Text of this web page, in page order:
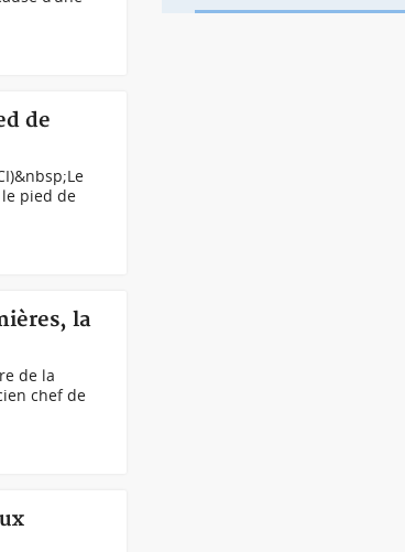
de
le pied de
la
de la
chef de